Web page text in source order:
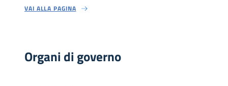
VAI ALLA PAGINA
Organi di governo